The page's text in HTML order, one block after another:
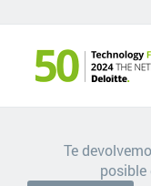
Te
posible